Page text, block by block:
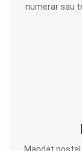
numerar sau